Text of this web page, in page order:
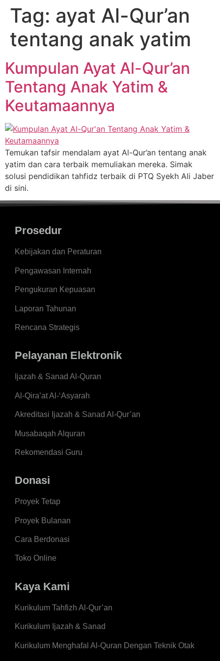
Tag: ayat Al-Qur’an
tentang anak yatim
Kumpulan Ayat Al-Qur’an
Tentang Anak Yatim &
Keutamaannya
Temukan tafsir mendalam ayat Al-Qur’an tentang anak
yatim dan cara terbaik memuliakan mereka. Simak
solusi pendidikan tahfidz terbaik di PTQ Syekh Ali Jaber
di sini.
Prosedur
Kebijakan dan Peraturan
Pengawasan Internah
Pengukuran Kepuasan
Laporan Tahunan
Rencana Strategis
Pelayanan Elektronik
Ijazah & Sanad Al-Quran
Al-Qira’at Al-‘Asyarah
Akreditasi Ijazah & Sanad Al-Qur’an
Musabaqah Alquran
Rekomendasi Guru
Donasi
Proyek Tetap
Proyek Bulanan
Cara Berdonasi
Toko Online
Kaya Kami
Kurikulum Tahfizh Al-Qur’an
Kurikulum Ijazah & Sanad
Kurikulum Menghafal Al-Quran Dengan Teknik Otak